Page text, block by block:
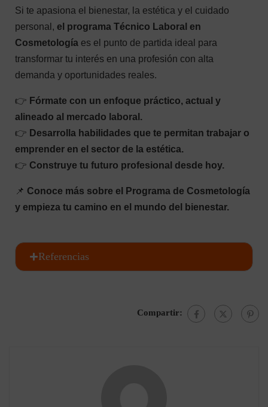
Si te apasiona el bienestar, la estética y el cuidado
personal, el programa Técnico Laboral en
Cosmetología es el punto de partida ideal para
transformar tu interés en una profesión con alta
demanda y oportunidades reales.
👉 Fórmate con un enfoque práctico, actual y
alineado al mercado laboral.
👉 Desarrolla habilidades que te permitan trabajar o
emprender en el sector de la estética.
👉 Construye tu futuro profesional desde hoy.
📌 Conoce más sobre el Programa de Cosmetología
y empieza tu camino en el mundo del bienestar.
Referencias
Compartir: